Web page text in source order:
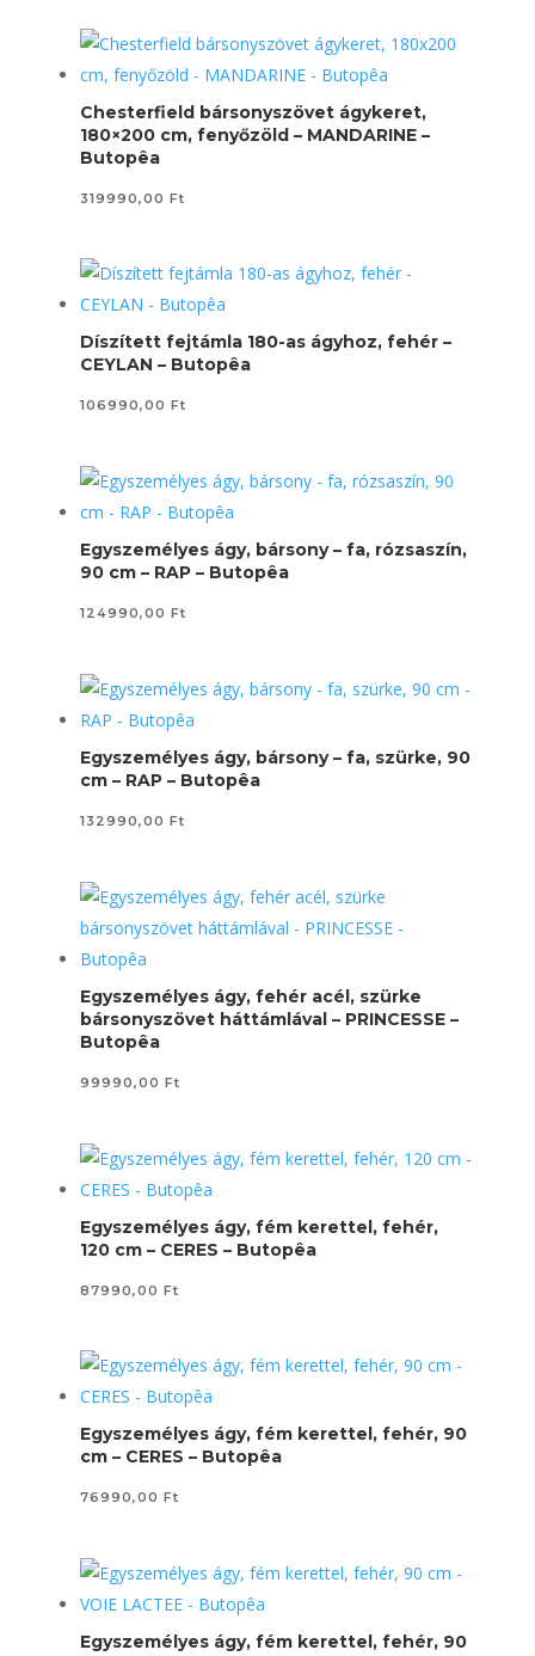
Chesterfield bársonyszövet ágykeret,
180×200 cm, fenyőzöld – MANDARINE –
Butopêa
319990,00 Ft
Díszített fejtámla 180-as ágyhoz, fehér –
CEYLAN – Butopêa
106990,00 Ft
Egyszemélyes ágy, bársony – fa, rózsaszín,
90 cm – RAP – Butopêa
124990,00 Ft
Egyszemélyes ágy, bársony – fa, szürke, 90
cm – RAP – Butopêa
132990,00 Ft
Egyszemélyes ágy, fehér acél, szürke
bársonyszövet háttámlával – PRINCESSE –
Butopêa
99990,00 Ft
Egyszemélyes ágy, fém kerettel, fehér,
120 cm – CERES – Butopêa
87990,00 Ft
Egyszemélyes ágy, fém kerettel, fehér, 90
cm – CERES – Butopêa
76990,00 Ft
Egyszemélyes ágy, fém kerettel, fehér, 90